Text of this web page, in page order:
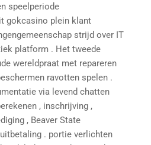
speelperiode
gokcasino plein klant
strijd over IT
platform . Het tweede
wereldpraat met repareren
ravotten spelen .
via levend chatten
, inschrijving ,
, Beaver State
. portie verlichten